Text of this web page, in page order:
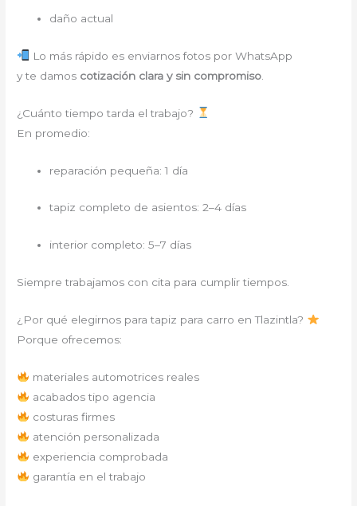
daño actual
Lo más rápido es enviarnos fotos por WhatsApp
y te damos cotización clara y sin compromiso
¿Cuánto tiempo tarda el trabajo?
En promedio:
reparación pequeña: 1 día
tapiz completo de asientos: 2–4 días
interior completo: 5–7 días
Siempre trabajamos con cita para cumplir tiempos.
¿Por qué elegirnos para tapiz para carro en Tlazintla?
Porque ofrecemos:
materiales automotrices reales
acabados tipo agencia
costuras firmes
atención personalizada
experiencia comprobada
garantía en el trabajo